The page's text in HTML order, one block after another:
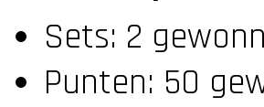
Sets: 2
Punten: 50